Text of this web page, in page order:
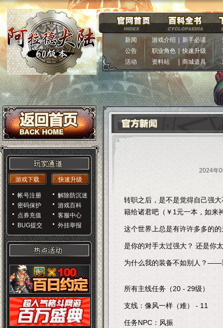
新闻
公告
活动
游戏介绍
新手必读
职业角色 | 快速升级
资料站
商城道具
游戏下载 快速升级
帐号注册
解除防沉迷
密码保护
游戏百科
点券充值
客服中心
BUG提交
外挂举报
2024年
转职之后，是不是觉得自己强
籍给诸君吧（￥1元一本，如来
这个世界上总是有许许多多的
是你的对手太过强大？ 还是你
为什么我的装备不如别人？——
所有主线任务（20 - 29级）
支线：像风一样（难） - 11
任务NPC：风振